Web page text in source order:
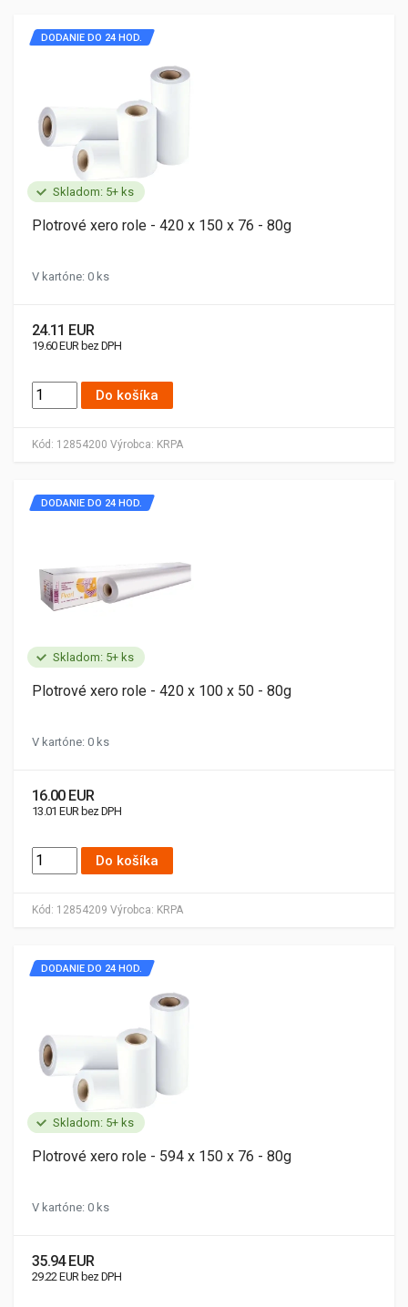
Skladom: 5+ ks
Kód: 12854200 Výrobca: KRPA
DODANIE DO 24 HOD.
Plotrové xero role - 420 x 150 x 76 - 80g
V kartóne: 0 ks
24.11 EUR
19.60 EUR bez DPH
Do košíka
Skladom: 5+ ks
Kód: 12854209 Výrobca: KRPA
DODANIE DO 24 HOD.
Plotrové xero role - 420 x 100 x 50 - 80g
V kartóne: 0 ks
16.00 EUR
13.01 EUR bez DPH
Do košíka
Skladom: 5+ ks
DODANIE DO 24 HOD.
Plotrové xero role - 594 x 150 x 76 - 80g
V kartóne: 0 ks
35.94 EUR
29.22 EUR bez DPH